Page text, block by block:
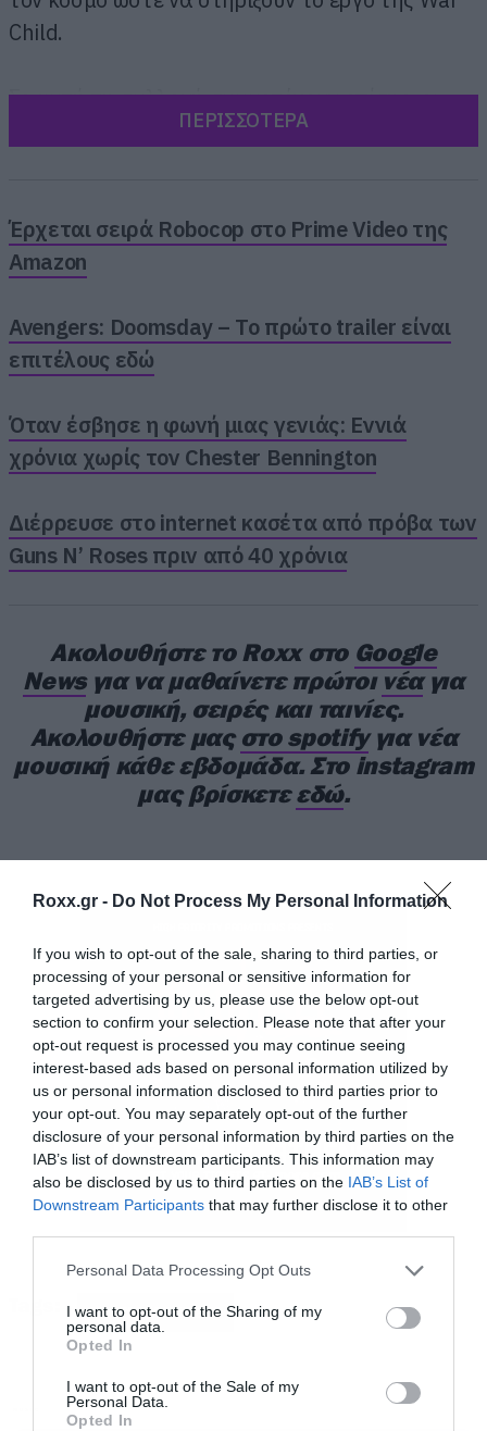
Roxx.gr - Do Not Process My Personal Information
If you wish to opt-out of the sale, sharing to third parties, or
processing of your personal or sensitive information for
targeted advertising by us, please use the below opt-out
section to confirm your selection. Please note that after your
opt-out request is processed you may continue seeing
interest-based ads based on personal information utilized by
us or personal information disclosed to third parties prior to
your opt-out. You may separately opt-out of the further
disclosure of your personal information by third parties on the
IAB’s list of downstream participants. This information may
also be disclosed by us to third parties on the IAB’s List of
Downstream Participants that may further disclose it to other
Please note that this website/app uses one or more Google
not limited to your visit or usage behaviour. You may click to
grant or deny consent to Google and its third-party tags to
use your data for below specified purposes in below Google
consent section.
Personal Data Processing Opt Outs
I want to opt-out of the Sharing of my
personal data.
Opted In
I want to opt-out of the Sale of my
Personal Data.
Opted In
Child.
Σε αυτή τη συλλογή συμμετέχουν επίσης, οι
Pulp, Damon Albarn, Graham Coxon, Olivia
Arctic Monkeys στο βίντεο που ακολουθεί και
αμέσως μετά έχουμε όλες τις λεπτομέρειες για
Το “HELP(2)” είναι ένα ολοκαίνουργιο
συνεργατικό άλμπουμ, εμπνευσμένο από την
εμβληματική κυκλοφορία του 1995 “HELP”.
Στόχος αυτής της κυκλοφορίας είναι να
κινητοποιήσει τους φίλους της μουσικής σε όλο
τον κόσμο ώστε να στηρίξουν το έργο της War
Child που είναι ζωτικής σημασίας καθώς
παρέχει άμεση βοήθεια, εκπαίδευση,
εξειδικευμένη υποστήριξη ψυχικής υγείας και
συγκρούσεις σε ολόκληρο τον κόσμο. Το νέο
ΠΕΡΙΣΣΟΤΕΡΑ
Έρχεται σειρά Robocop στο Prime Video της
Amazon
Avengers: Doomsday – Το πρώτο trailer είναι
επιτέλους εδώ
Όταν έσβησε η φωνή μιας γενιάς: Εννιά
χρόνια χωρίς τον Chester Bennington
Διέρρευσε στο internet κασέτα από πρόβα των
Guns N’ Roses πριν από 40 χρόνια
Ακολουθήστε το Roxx στο Google
Newsγια να μαθαίνετε πρώτοι νέαγια
μουσική, σειρές και ταινίες.
Ακολουθήστε μαςστο spotifyγια νέα
μουσική κάθε εβδομάδα. Στο instagram
μας βρίσκετεεδώ.
ARCTIC MONKEYS